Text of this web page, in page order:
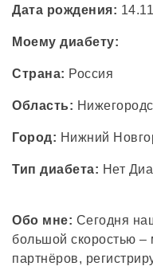
Дата рождения:
Моему диабету:
Страна: Россия
Область:
Город: Нижний
Тип диабета: Нет
Обо мне: Сегодня
большой скоростью
партнёров,